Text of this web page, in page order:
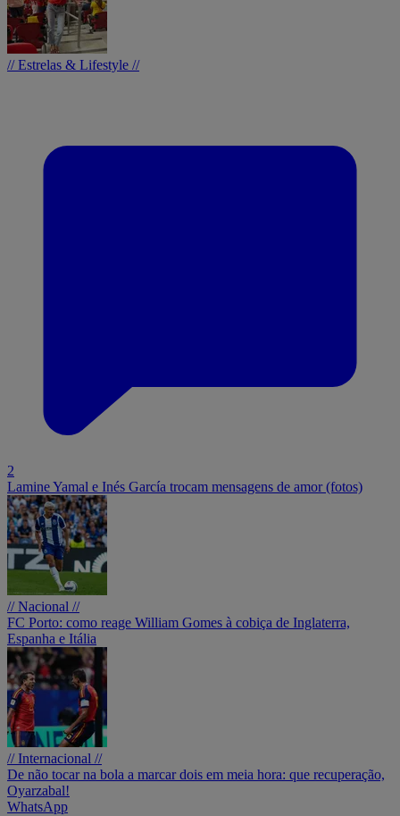
// Estrelas & Lifestyle //
2
Lamine Yamal e Inés García trocam mensagens de amor (fotos)
// Nacional //
FC Porto: como reage William Gomes à cobiça de Inglaterra,
Espanha e Itália
// Internacional //
De não tocar na bola a marcar dois em meia hora: que recuperação,
Oyarzabal!
WhatsApp